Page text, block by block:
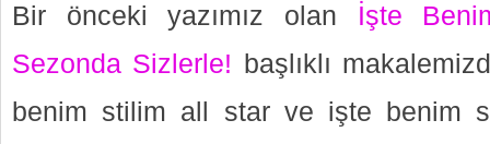
Bir önceki yazımız olan İşte
Sezonda Sizlerle! başlıklı
benim stilim all star ve işte benim